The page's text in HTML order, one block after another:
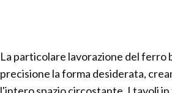
La particolare lavorazione del
precisione la forma desiderata,